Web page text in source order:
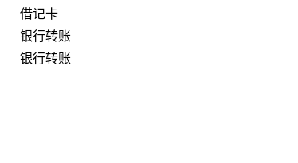
借记卡
银行转账
银行转账